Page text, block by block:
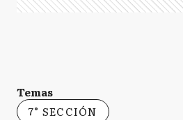
Temas
7° SECCIÓN